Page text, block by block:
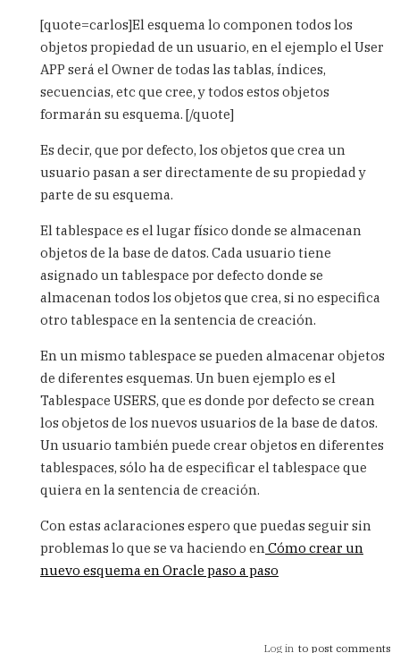
reply
to
Esquema
by
Carlos
[quote=carlos]El esquema lo componen todos los
objetos propiedad de un usuario, en el ejemplo el User
APP será el Owner de todas las tablas, índices,
secuencias, etc que cree, y todos estos objetos
formarán su esquema. [/quote]
Es decir, que por defecto, los objetos que crea un
usuario pasan a ser directamente de su propiedad y
parte de su esquema.
El tablespace es el lugar físico donde se almacenan
objetos de la base de datos. Cada usuario tiene
asignado un tablespace por defecto donde se
almacenan todos los objetos que crea, si no especifica
otro tablespace en la sentencia de creación.
En un mismo tablespace se pueden almacenar objetos
de diferentes esquemas. Un buen ejemplo es el
Tablespace USERS, que es donde por defecto se crean
los objetos de los nuevos usuarios de la base de datos.
Un usuario también puede crear objetos en diferentes
tablespaces, sólo ha de especificar el tablespace que
quiera en la sentencia de creación.
Con estas aclaraciones espero que puedas seguir sin
problemas lo que se va haciendo enCómo crear un
nuevo esquema en Oracle paso a paso
Log in to post comments